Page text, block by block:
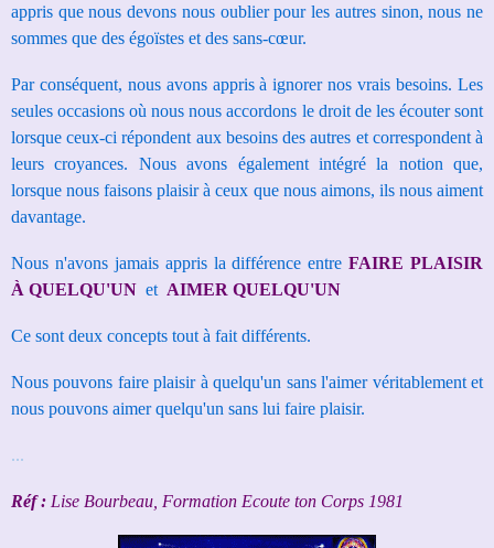
appris que nous devons nous oublier pour les autres sinon,nous ne
sommes que des égoïstes et des sans-cœur.
Par conséquent, nous avons appris à ignorer nos vrais besoins. Les
seules occasions où nous nous accordons le droit de les écoutersont
lorsque ceux-ci répondent aux besoins des autres et correspondent à
leurs croyances. Nous avons également intégré la notion que,
lorsque nous faisons plaisir à ceux que nous aimons, ils nous aiment
davantage.
Nous n'avons jamais appris la différence entre FAIRE PLAISIR
À QUELQU'UN et AIMER QUELQU'UN
Ce sont deux concepts tout à fait différents.
Nous pouvons faire plaisir à quelqu'un sans l'aimer véritablement et
nous pouvons aimer quelqu'un sans lui faire plaisir.
...
Réf : Lise Bourbeau, Formation Ecoute ton Corps 1981